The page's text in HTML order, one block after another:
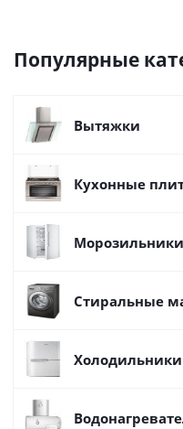
Популярные
Вытяжки
Кухонные
Морозильники
Стиральные
Холодильники